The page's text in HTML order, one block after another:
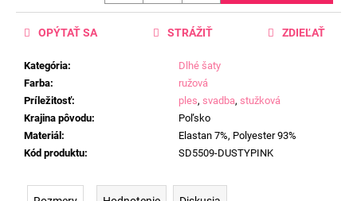
Kategória:
Dlhé šaty
Farba:
ružová
Príležitosť: ples, svadba, stužková
Krajina pôvodu:
Poľsko
Materiál :
Elastan 7%, Polyester 93%
Kód produktu: SD5509-DUSTYPINK
OPÝTAŤ SA STRÁŽIŤ ZDIEĽAŤ